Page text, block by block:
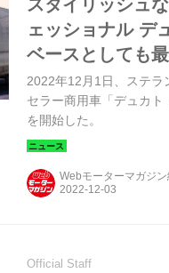
スタイリッシュ
ェッショナル デ
ベースとしても
2022年12月1日、ステラ
セラー商用車「デュカ
を開始した。
Webモーターマガジ
Official Staff